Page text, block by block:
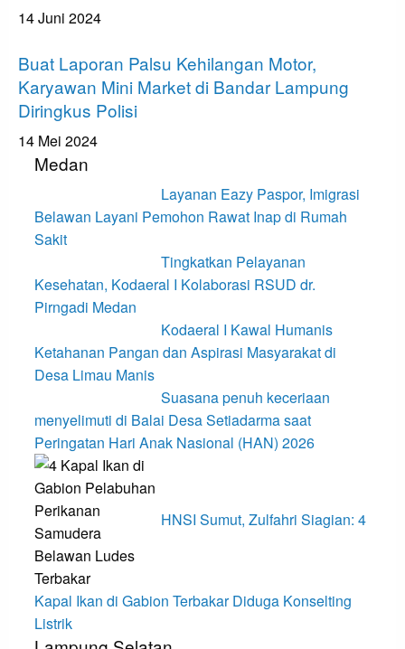
14 Juni 2024
Buat Laporan Palsu Kehilangan Motor,
Karyawan Mini Market di Bandar Lampung
Diringkus Polisi
14 Mei 2024
Medan
Layanan Eazy Paspor, Imigrasi
Belawan Layani Pemohon Rawat Inap di Rumah
Sakit
Tingkatkan Pelayanan
Kesehatan, Kodaeral I Kolaborasi RSUD dr.
Pirngadi Medan‎
Kodaeral I Kawal Humanis
Ketahanan Pangan dan Aspirasi Masyarakat di
Desa Limau Manis
Suasana penuh keceriaan
menyelimuti di Balai Desa Setiadarma saat
Peringatan Hari Anak Nasional (HAN) 2026
HNSI Sumut, Zulfahri Siagian: 4
Kapal Ikan di Gabion Terbakar Diduga Konselting
Listrik